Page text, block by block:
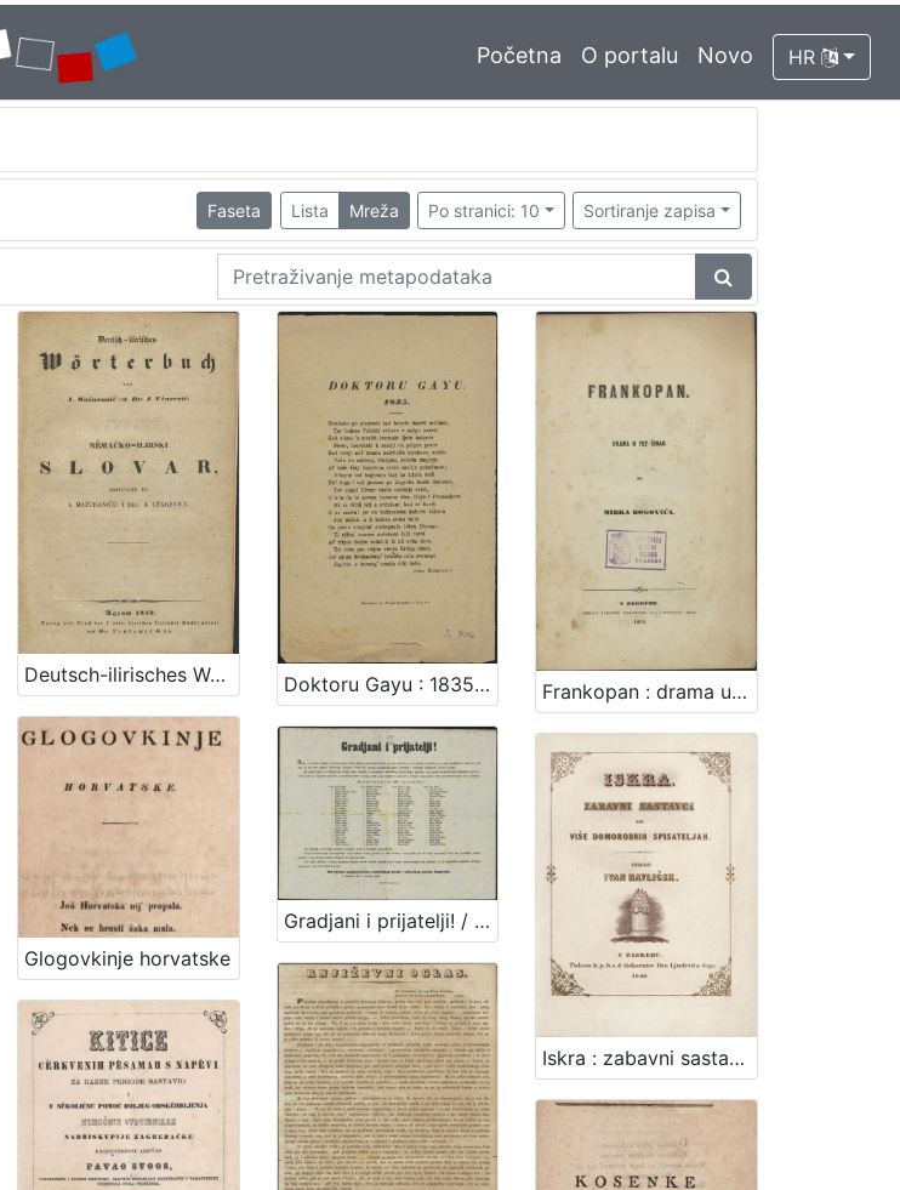
Početna O portalu Novo HR
Faseta Lista Mreža Po stranici: 10 Sortiranje zapisa
Deutsch-ilirisches Wörterbuch / sastavljen po I. Mažuraniću i J. Užareviću Doktoru Gayu : 1835. / Ivan Mažuranić Frankopan : drama u pet činah / od Mirka Bogovića
Glogovkinje horvatske
Gradjani i prijatelji! / od strane poglavarstva slobodnog kralj. i glavnog grada Zagreba. U Zagrebu dne 8. travnja 1861.
Iskra : zabavni sastavci od više domorodnih spisateljah